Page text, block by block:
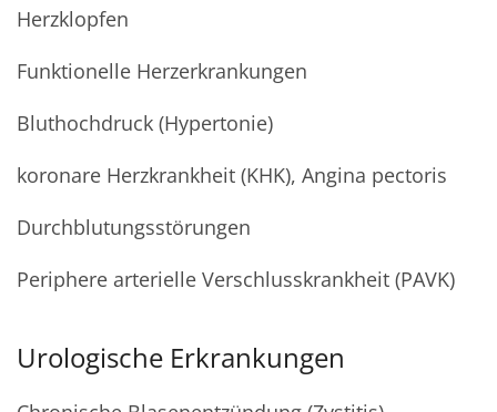
Herzklopfen
Funktionelle Herzerkrankungen
Bluthochdruck (Hypertonie)
koronare Herzkrankheit (KHK), Angina pectoris
Durchblutungsstörungen
Periphere arterielle Verschlusskrankheit (PAVK)
Urologische Erkrankungen